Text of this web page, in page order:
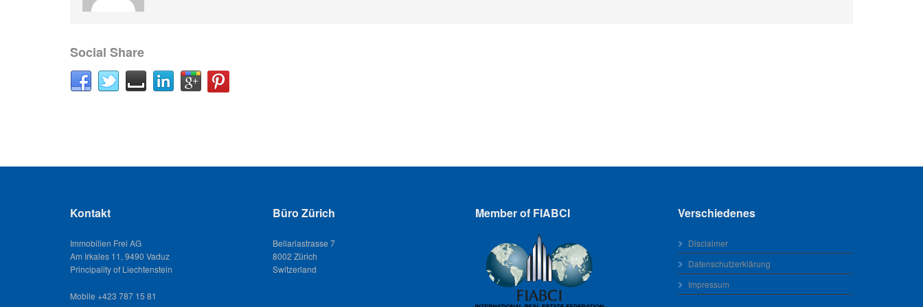
Social Share
Kontakt
Immobilien Frei AG
Am Irkales 11, 9490 Vaduz
Principality of Liechtenstein
Mobile +423 787 15 81
Büro Zürich
Bellariastrasse 7
8002 Zürich
Switzerland
Member of FIABCI Verschiedenes
Disclaimer
Datenschutzerklärung
Impressum